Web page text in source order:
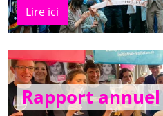
Lire ici
Rapport annuel